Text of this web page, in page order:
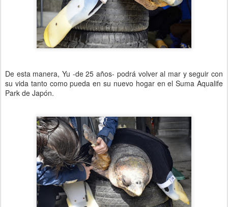
De esta manera, Yu -de 25 años- podrá volver al mar y seguir con
su vida tanto como pueda en su nuevo hogar en el Suma Aqualife
Park de Japón.